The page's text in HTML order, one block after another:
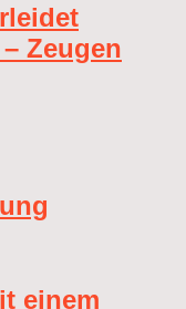
Zeugen
einem